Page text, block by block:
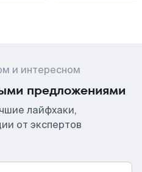
и интересном
предложениями
лайфхаки,
от экспертов